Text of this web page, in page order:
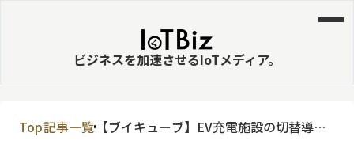
ビジネスを加速させるIoTメディア。
MVNE
Top記事一覧【ブイキューブ】EV充電施設の切替導入